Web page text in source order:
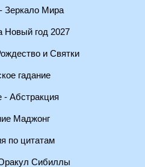
Зеркало Мира
Новый год 2027
и Святки
гадание
- Абстракция
Маджонг
по цитатам
Сибиллы